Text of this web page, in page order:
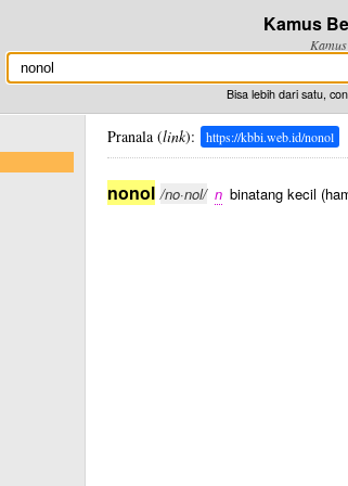
Kamus
Bisa lebih dari satu,
Pranala (link): https://kbbi.web.id/nonol
nonol /no·nol/ n binatang kecil